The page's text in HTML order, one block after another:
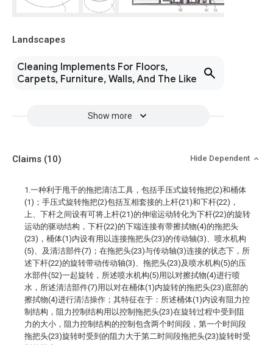
Landscapes
Cleaning Implements For Floors,
Carpets, Furniture, Walls, And The Like
Show more
Claims (10) Hide Dependent
1.一种利于甩干的拖把清洁工具，包括手压式旋转拖把(2)和桶体
(1)；手压式旋转拖把(2)包括互相套接的上杆(21)和下杆(22)，
上、下杆之间设有可将上杆(21)的伸缩运动转化为下杆(22)的旋转
运动的驱动结构，下杆(22)的下端连接有带擦拭物(4)的拖把头
(23)，桶体(1)内设有用以连接拖把头(23)的传动轴(3)、喷水机构
(5)、及清洁部件(7)；在拖把头(23)与传动轴(3)连接的状态下，所
述下杆(22)的旋转带动传动轴(3)、拖把头(23)及喷水机构(5)的压
水部件(52)一起旋转，所述喷水机构(5)用以对擦拭物(4)进行喷
水，所述清洁部件(7)用以对在桶体(1)内旋转的拖把头(23)底部的
擦拭物(4)进行清洁操作；其特征在于：所述桶体(1)内设有阻力控
制结构，阻力控制结构用以控制拖把头(23)在旋转过程中受到阻
力的大小，阻力控制结构的控制包含两个时间段，第一个时间段
拖把头(23)旋转时受到的阻力大于第二时间段拖把头(23)旋转时受